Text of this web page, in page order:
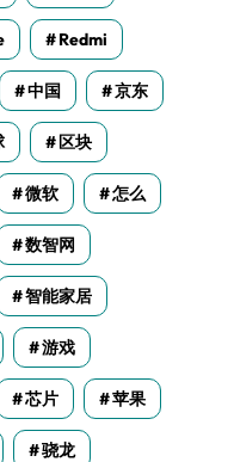
Redmi
中国 京东
区块
微软 怎么
数智网
智能家居
游戏
芯片 苹果
骁龙